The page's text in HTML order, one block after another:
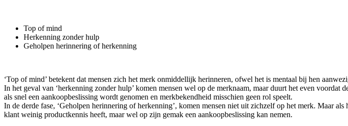
Top of mind
Herkenning zonder hulp
Geholpen herinnering of herkenning
‘Top of mind’ betekent dat mensen zich het merk onmiddellijk herinneren, ofwel het is mentaal bij hen
In het geval van ‘herkenning zonder hulp’ komen mensen wel op de merknaam, maar duurt het even
als snel een aankoopbeslissing wordt genomen en merkbekendheid misschien geen rol speelt.
In de derde fase, ‘Geholpen herinnering of herkenning’, komen mensen niet uit zichzelf op het merk. Maar
klant weinig productkennis heeft, maar wel op zijn gemak een aankoopbeslissing kan nemen.